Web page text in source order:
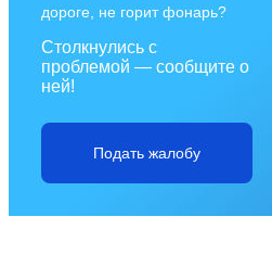
дороге, не горит фонарь?
Столкнулись с
проблемой — сообщите о
ней!
Подать жалобу